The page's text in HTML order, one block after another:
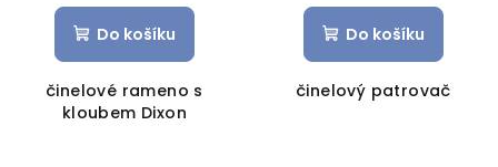
Do košíku
činelové rameno s
kloubem Dixon
Do košíku
činelový patrovač